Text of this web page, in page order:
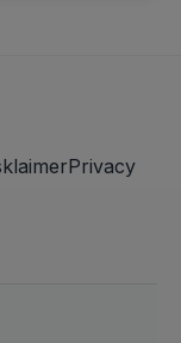
Privacy